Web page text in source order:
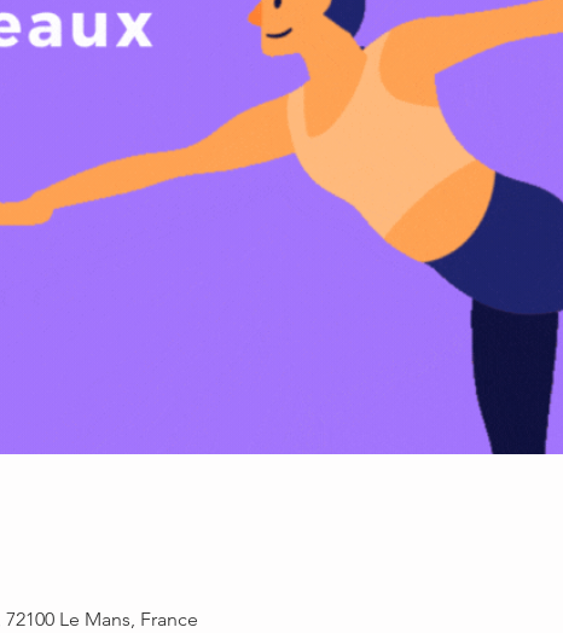
Le Mans, France